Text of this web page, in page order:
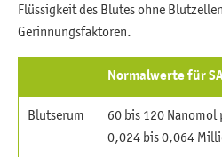
Flüssigkeit des Blutes ohne
Gerinnungsfaktoren.
Normalwerte für
Blutserum
60 bis 120
0,024 bis 0,064